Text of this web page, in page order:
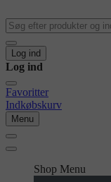
Log ind
Log ind
Favoritter
Indkøbskurv
Menu
Shop Menu